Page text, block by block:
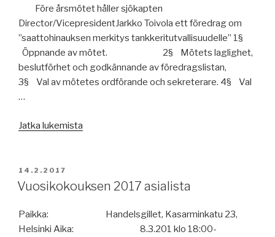
Före årsmötet håller sjökapten
Director/VicepresidentJarkko Toivola ett föredrag om
”saattohinauksen merkitys tankkeritutvallisuudelle” 1§
Öppnande av mötet. 2§ Mötets laglighet,
beslutförhet och godkännande av föredragslistan,
3§ Val av mötetes ordförande och sekreterare. 4§ Val
…
Jatka lukemista
JULKAISTU
14.2.2017
Vuosikokouksen 2017 asialista
Paikka: Handelsgillet, Kasarminkatu 23,
Helsinki Aika: 8.3.201 klo 18:00-